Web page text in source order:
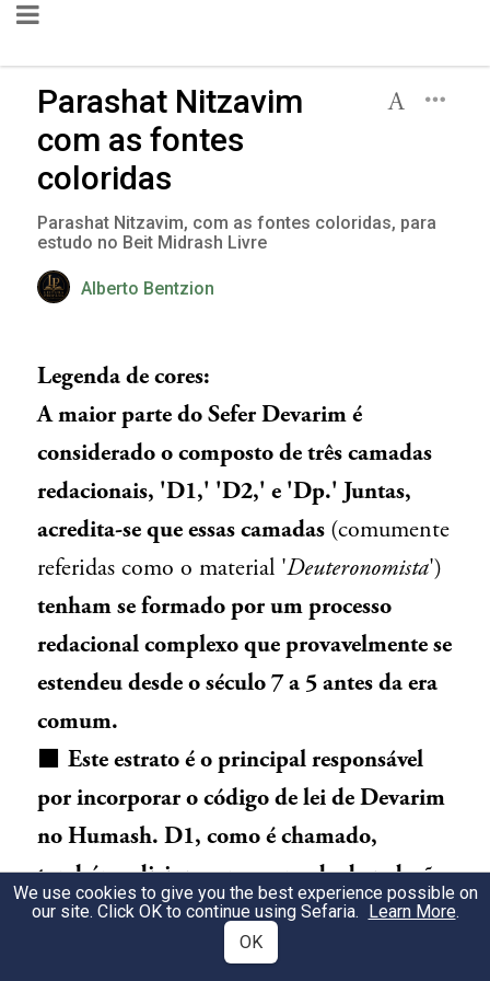
Parashat Nitzavim
com as fontes
coloridas
Parashat Nitzavim, com as fontes coloridas, para
estudo no Beit Midrash Livre
Alberto Bentzion
Legenda de cores:
A maior parte do Sefer Devarim é
considerado o composto de três camadas
redacionais, 'D1,' 'D2,' e 'Dp.' Juntas,
acredita-se que essas camadas (comumente
referidas como o material 'Deuteronomista')
tenham se formado por um processo
redacional complexo que provavelmente se
estendeu desde o século 7 a 5 antes da era
comum.
⬛ Este estrato é o principal responsável
por incorporar o código de lei de Devarim
no Humash. D1, como é chamado,
também adiciona uma camada de redação
relacionada à teodiceia nos livros de
Iehoshua-Melahim. D1 aparece aqui em
We use cookies to give you the best experience possible on
our site. Click OK to continue using Sefaria. Learn More.
OK